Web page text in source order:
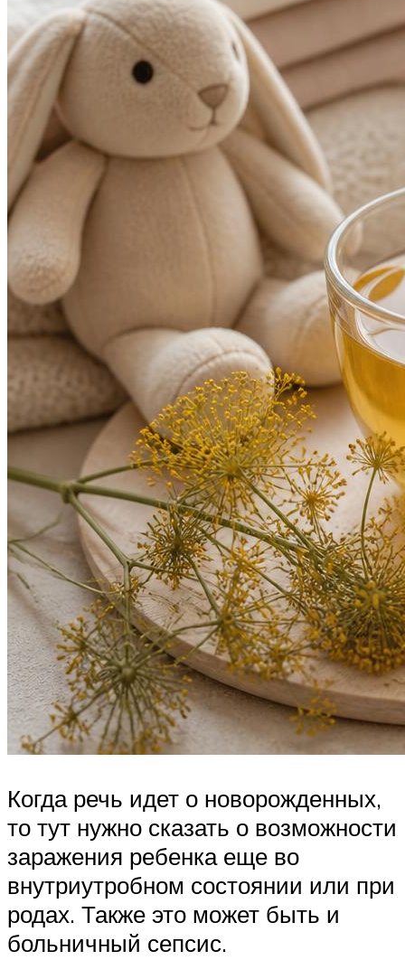
Когда речь идет о новорожденных,
то тут нужно сказать о возможности
заражения ребенка еще во
внутриутробном состоянии или при
родах. Также это может быть и
больничный сепсис.